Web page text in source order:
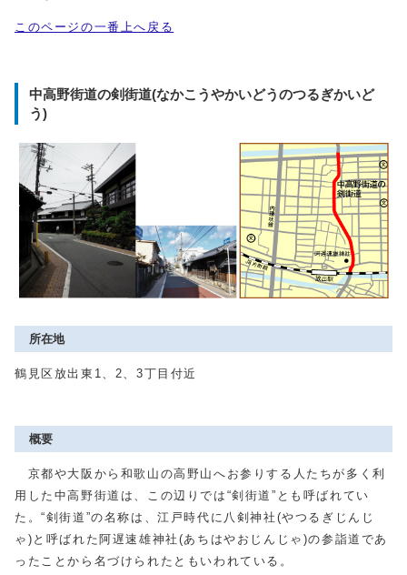
このページの一番上へ戻る
中高野街道の剣街道(なかこうやかいどうのつるぎかいど
う)
所在地
鶴見区放出東1、2、3丁目付近
概要
京都や大阪から和歌山の高野山へお参りする人たちが多く利
用した中高野街道は、この辺りでは“剣街道”とも呼ばれてい
た。“剣街道”の名称は、江戸時代に八剣神社(やつるぎじんじ
ゃ)と呼ばれた阿遅速雄神社(あちはやおじんじゃ)の参詣道であ
ったことから名づけられたともいわれている。